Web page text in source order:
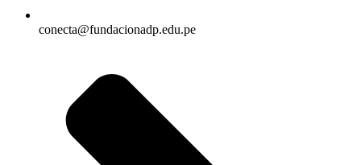
conecta@fundacionadp.edu.pe